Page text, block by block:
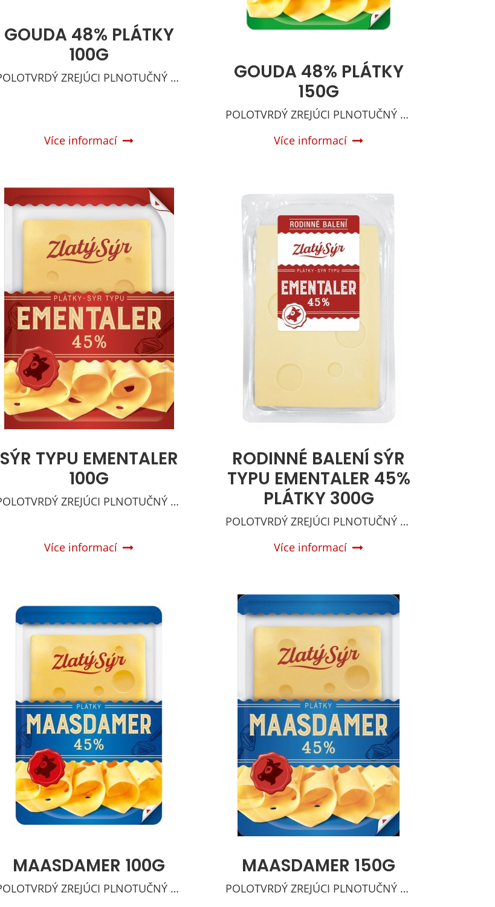
GOUDA 48% PLÁTKY
100G
POLOTVRDÝ ZREJÚCI PLNOTUČNÝ SYR
Více informací
GOUDA 48% PLÁTKY
150G
POLOTVRDÝ ZREJÚCI PLNOTUČNÝ SYR
Více informací
SÝR TYPU EMENTALER
100G
POLOTVRDÝ ZREJÚCI PLNOTUČNÝ SYR
Více informací
RODINNÉ BALENÍ SÝR
TYPU EMENTALER 45%
PLÁTKY 300G
POLOTVRDÝ ZREJÚCI PLNOTUČNÝ SYR
Více informací
MAASDAMER 100G
POLOTVRDÝ ZREJÚCI PLNOTUČNÝ SYR
MAASDAMER 150G
POLOTVRDÝ ZREJÚCI PLNOTUČNÝ SYR